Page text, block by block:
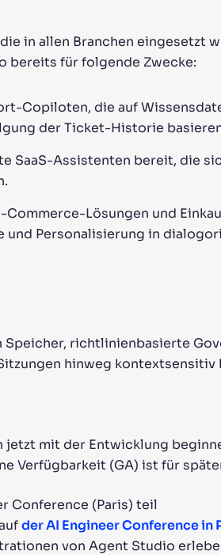
in allen Branchen eingesetzt
bereits für folgende Zwecke:
Copiloten, die auf
der Ticket-Historie
SaaS-Assistenten bereit, die
Lösungen und
und Personalisierung in
richtlinienbasierte
hinweg
jetzt mit der Entwicklung
Verfügbarkeit (GA) ist für
Conference (Paris) teil
der AI Engineer Conference in
von Agent Studio